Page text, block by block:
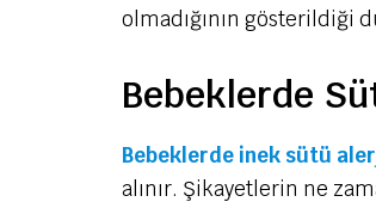
olmadığının gösterildiği
Bebeklerde
Bebeklerde inek sütü
alınır. Şikayetlerin ne